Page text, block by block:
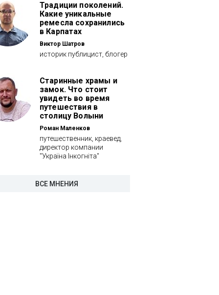
Традиции поколений.
Какие уникальные
ремесла сохранились
в Карпатах
Виктор Шатров
историк публицист, блогер
Старинные храмы и
замок. Что стоит
увидеть во время
путешествия в
столицу Волыни
Роман Маленков
путешественник, краевед,
директор компании
"Україна Інкогніта"
ВСЕ МНЕНИЯ